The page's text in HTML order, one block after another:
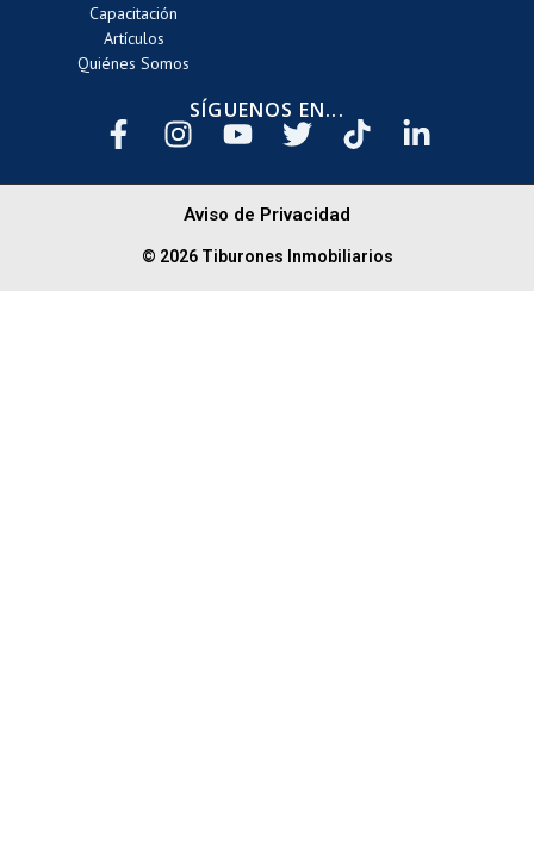
Capacitación
Artículos
Quiénes Somos
SÍGUENOS EN...
Aviso de Privacidad
© 2026 Tiburones Inmobiliarios